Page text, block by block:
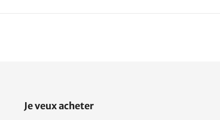
Beauté et santé
Je veux acheter